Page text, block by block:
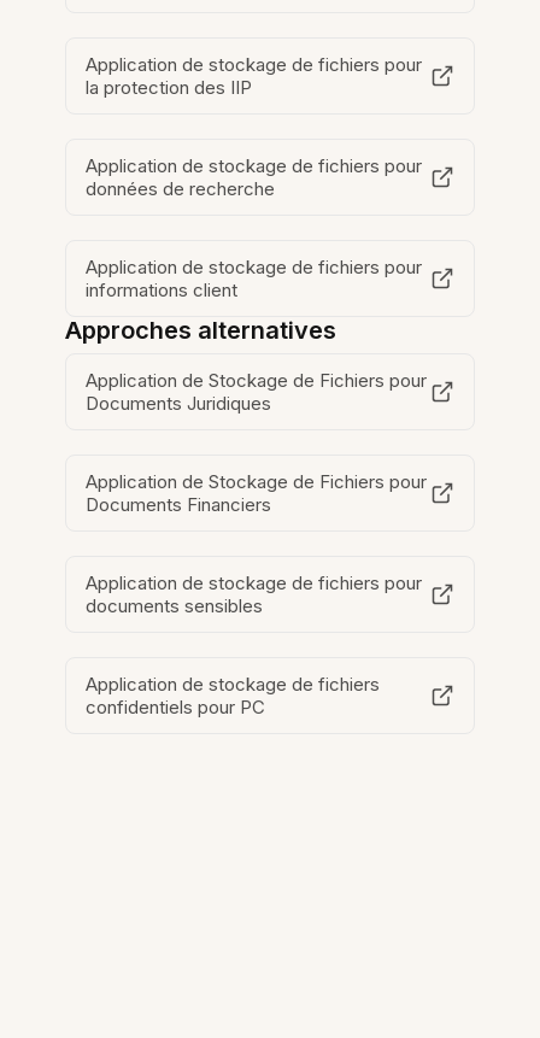
Application de stockage de fichiers pour
la protection des IIP
Application de stockage de fichiers pour
données de recherche
Application de stockage de fichiers pour
informations client
Approches alternatives
Application de Stockage de Fichiers pour
Documents Juridiques
Application de Stockage de Fichiers pour
Documents Financiers
Application de stockage de fichiers pour
documents sensibles
Application de stockage de fichiers
confidentiels pour PC